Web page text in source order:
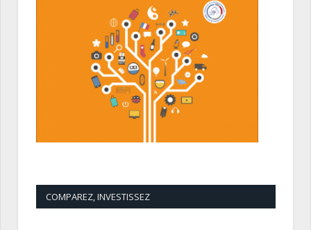
COMPAREZ, INVESTISSEZ